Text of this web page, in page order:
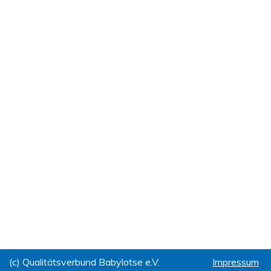
(c) Qualitätsverbund Babylotse e.V. Impressum